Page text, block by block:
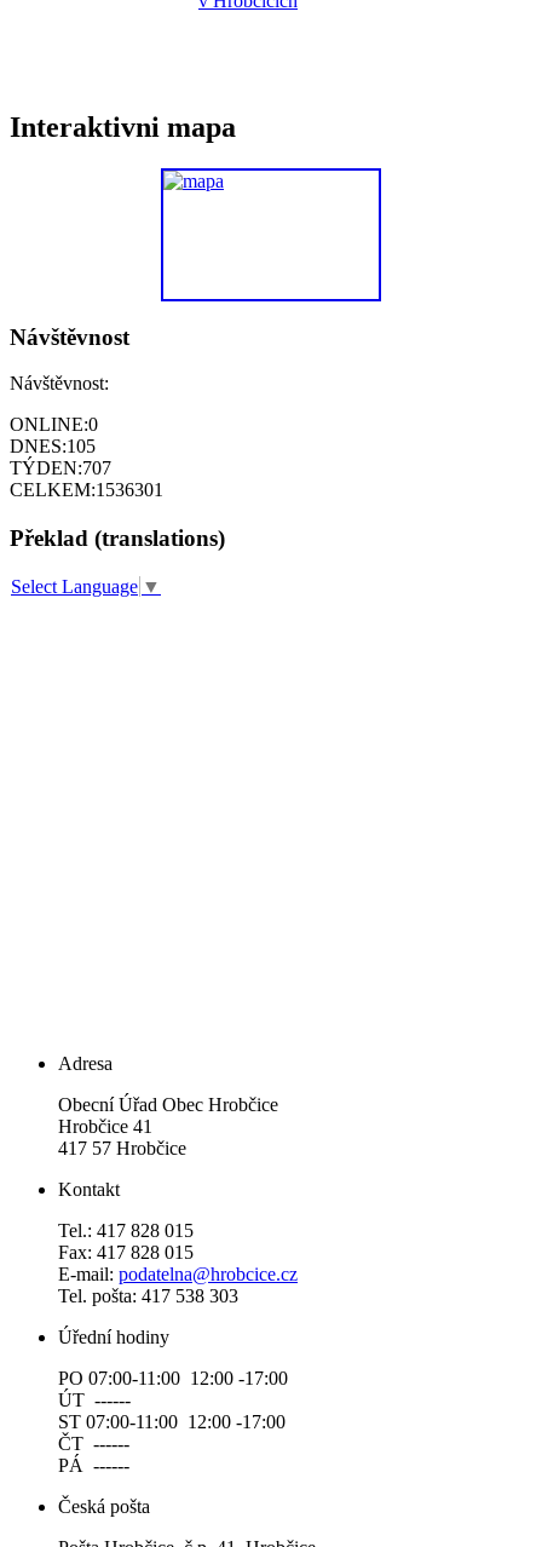
Interaktivni mapa
Návštěvnost
Návštěvnost:
ONLINE:0
DNES:105
TÝDEN:707
CELKEM:1536301
Překlad (translations)
Select Language ▼
Adresa
Obecní Úřad Obec Hrobčice
Hrobčice 41
417 57 Hrobčice
Kontakt
Tel.: 417 828 015
Fax: 417 828 015
E-mail: podatelna@hrobcice.cz
Tel. pošta: 417 538 303
Úřední hodiny
PO 07:00-11:00 12:00 -17:00
ÚT ------
ST 07:00-11:00 12:00 -17:00
ČT ------
PÁ ------
Česká pošta